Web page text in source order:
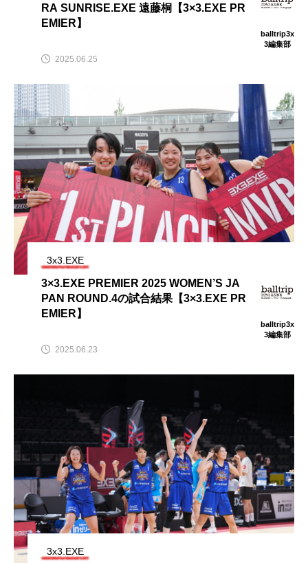
RA SUNRISE.EXE 遠藤桐【3×3.EXE PR
EMIER】
balltrip3x
3編集部
2025.06.25
3x3.EXE
3×3.EXE PREMIER 2025 WOMEN’S JA
PAN ROUND.4の試合結果【3×3.EXE PR
EMIER】
balltrip3x
3編集部
2025.06.23
3x3.EXE